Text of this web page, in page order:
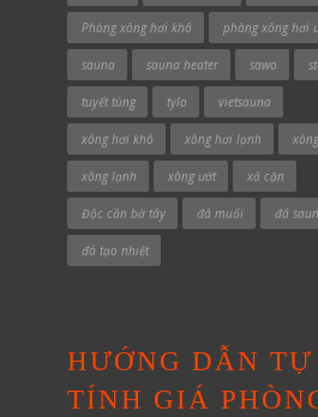
Phòng xông hơi khô phòng xông hơi
sauna sauna heater sawo
tuyết tùng tylo vietsauna
xông hơi khô xông hơi lạnh
xông lạnh xông ướt xả cặn
Độc cần bờ tây đá muối đá
đá tạo nhiệt
HƯỚNG DẪN TỰ
TÍNH GIÁ